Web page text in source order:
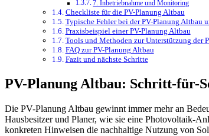
7. Inbetriebnahme und Monitoring
Checkliste für die PV-Planung Altbau
Typische Fehler bei der PV-Planung Altbau
Praxisbeispiel einer PV-Planung Altbau
Tools und Methoden zur Unterstützung der
FAQ zur PV-Planung Altbau
Fazit und nächste Schritte
PV-Planung Altbau: Schritt-für-
Die PV-Planung Altbau gewinnt immer mehr an
Hausbesitzer und Planer, wie sie eine Photovoltaik-
konkreten Hinweisen die nachhaltige Nutzung von